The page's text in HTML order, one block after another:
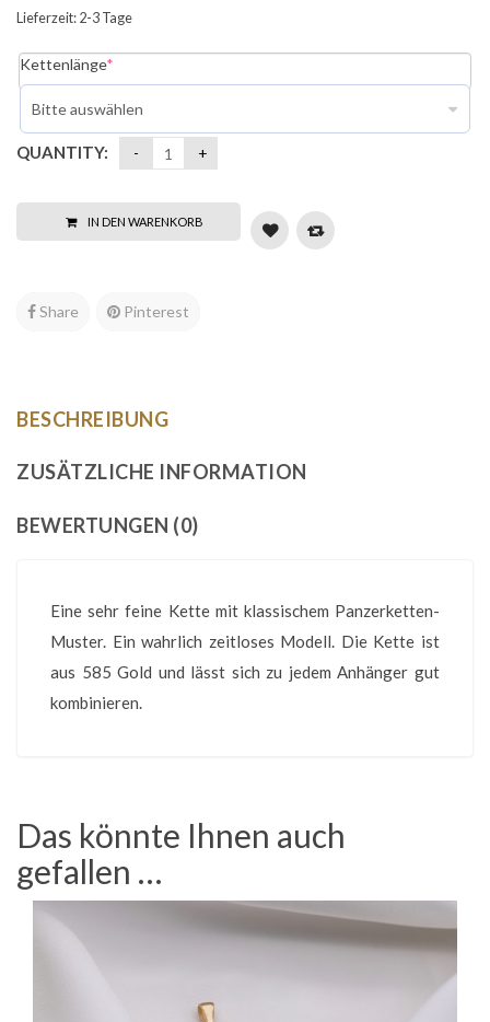
Lieferzeit: 2-3 Tage
Kettenlänge*
QUANTITY:
IN DEN WARENKORB
Share Pinterest
BESCHREIBUNG
ZUSÄTZLICHE INFORMATION
BEWERTUNGEN (0)
Eine sehr feine Kette mit klassischem Panzerketten-
Muster. Ein wahrlich zeitloses Modell. Die Kette ist
aus 585 Gold und lässt sich zu jedem Anhänger gut
kombinieren.
Das könnte Ihnen auch
gefallen …